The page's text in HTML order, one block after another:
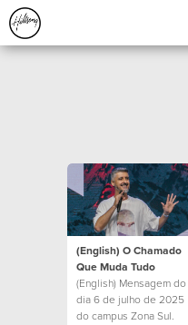
(English) O Chamado
Que Muda Tudo
(English) Mensagem do
dia 6 de julho de 2025
do campus Zona Sul.